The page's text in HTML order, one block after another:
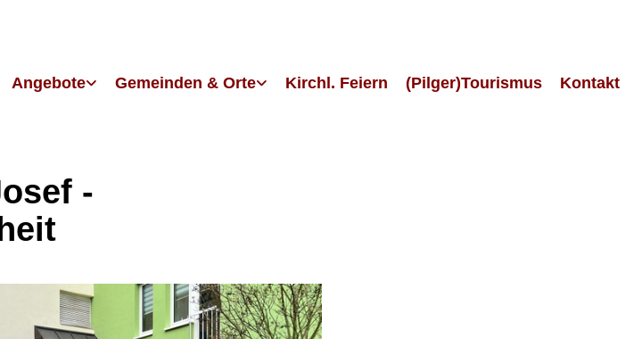
Angebote Gemeinden & Orte Kirchl. Feiern (Pilger)Tourismus Kontakt
-